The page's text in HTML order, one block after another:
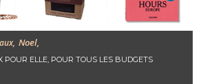
Noel,
POUR ELLE, POUR TOUS LES BUDGETS